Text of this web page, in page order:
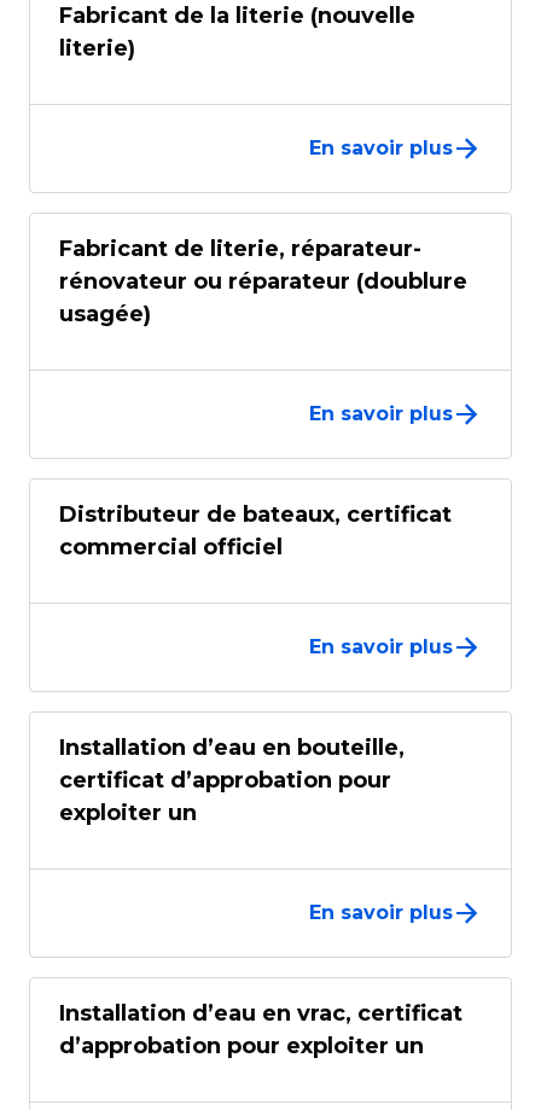
Fabricant de la literie (nouvelle
literie)
En savoir plus
Fabricant de literie, réparateur-
rénovateur ou réparateur (doublure
usagée)
En savoir plus
Distributeur de bateaux, certificat
commercial officiel
En savoir plus
Installation d’eau en bouteille,
certificat d’approbation pour
exploiter un
En savoir plus
Installation d’eau en vrac, certificat
d’approbation pour exploiter un